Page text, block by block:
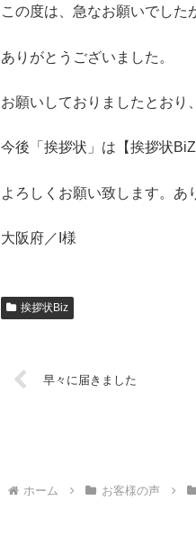
この度は、急なお願いでした
ありがとうございました。
お願いしておりましたとおり
今後「挨拶状」は【挨拶状
よろしくお願い致します。あ
大阪府／I様
挨拶状Biz
早々に届きました
ホーム お客様の声